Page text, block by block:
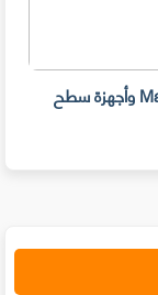
مرشحات Snap Camera لن تعمل على أجهزة Mac وأجهزة سطح